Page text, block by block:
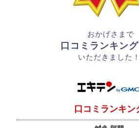
おかげさまで
口コミランキング
いただきました！